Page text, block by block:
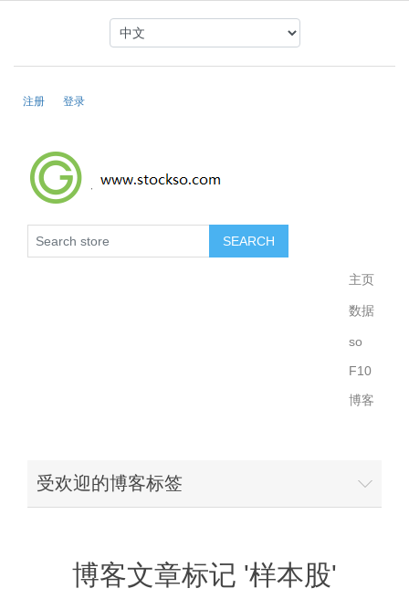
注册 登录
主页
数据
so
F10
博客
受欢迎的博客标签
博客文章标记 '样本股'